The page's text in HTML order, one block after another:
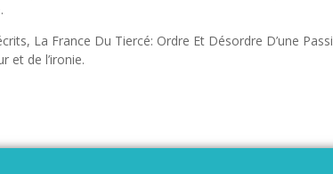
La France Du Tiercé: Ordre Et Désordre D’une
et de l’ironie.